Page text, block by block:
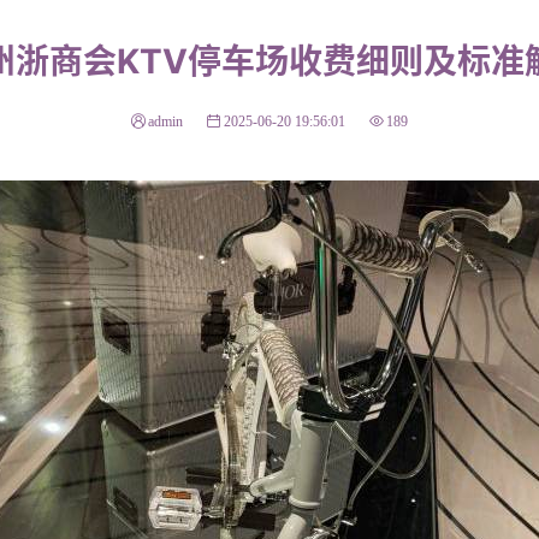
浙商会KTV停车场收费细则及标准
admin 2025-06-20 19:56:01 189